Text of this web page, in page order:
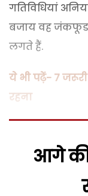
गतिविधियां
बजाय वह जंकफूड
लगते हैं.
ये भी पढ़ें- 7
रहना
आगे